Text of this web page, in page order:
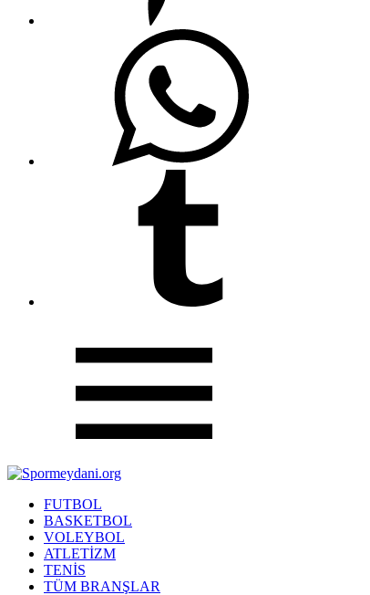
FUTBOL
BASKETBOL
VOLEYBOL
ATLETİZM
TENİS
TÜM BRANŞLAR